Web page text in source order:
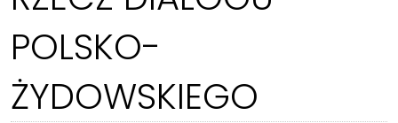
POLSKO-
ŻYDOWSKIEGO